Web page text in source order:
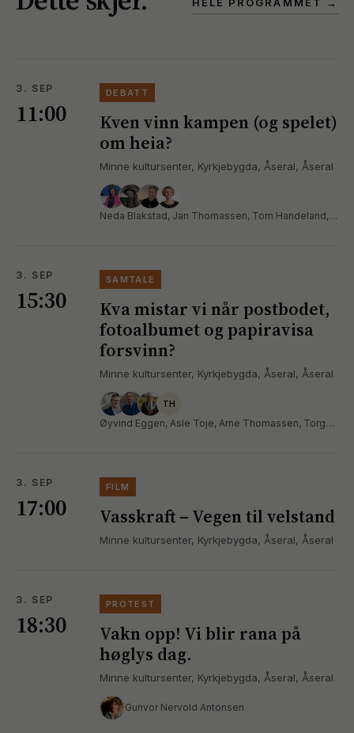
HELE PROGRAMMET →
3. SEP
11:00
DEBATT
Kven vinn kampen (og spelet)
om heia?
Minne kultursenter, Kyrkjebygda, Åseral, Åseral
Neda Blakstad, Jan Thomassen, Tom Handeland, Inger Lise Lund Stulien
3. SEP
15:30
SAMTALE
Kva mistar vi når postbodet,
fotoalbumet og papiravisa
forsvinn?
Minne kultursenter, Kyrkjebygda, Åseral, Åseral
TH
Øyvind Eggen, Asle Toje, Arne Thomassen, Torgeir Hagestad
3. SEP
17:00
FILM
Vasskraft – Vegen til velstand
Minne kultursenter, Kyrkjebygda, Åseral, Åseral
3. SEP
18:30
PROTEST
Vakn opp! Vi blir rana på
høglys dag.
Minne kultursenter, Kyrkjebygda, Åseral, Åseral
Gunvor Nervold Antonsen